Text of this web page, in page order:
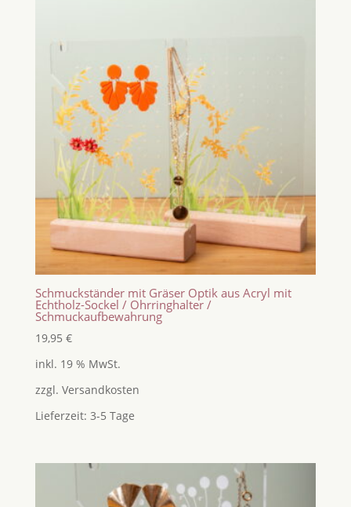
Schmuckständer mit Gräser Optik aus Acryl mit
Echtholz-Sockel / Ohrringhalter /
Schmuckaufbewahrung
19,95 €
inkl. 19 % MwSt.
zzgl. Versandkosten
Lieferzeit: 3-5 Tage